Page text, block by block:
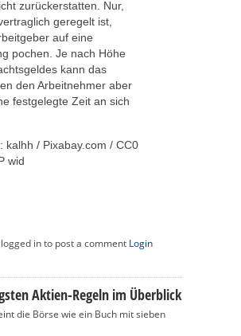
zurückerstatten. Nur,
geregelt ist,
auf eine
pochen. Je nach Höhe
kann das
den Arbeitnehmer aber
festgelegte Zeit an sich
kalhh / Pixabay.com / CC0
wid
in to post a comment Login
Aktien-Regeln im Überblick
die Börse wie ein Buch mit sieben